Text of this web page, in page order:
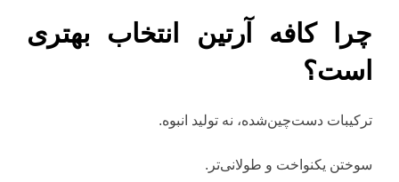
چرا کافه آرتین انتخاب بهتری
است؟
ترکیبات دست‌چین‌شده، نه تولید انبوه.
سوختن یکنواخت و طولانی‌تر.